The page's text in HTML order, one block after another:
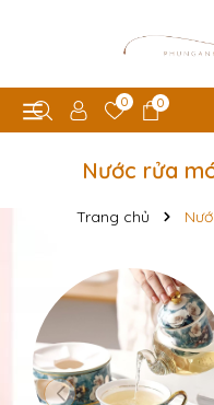
0 0
Nước rửa
Trang chủ